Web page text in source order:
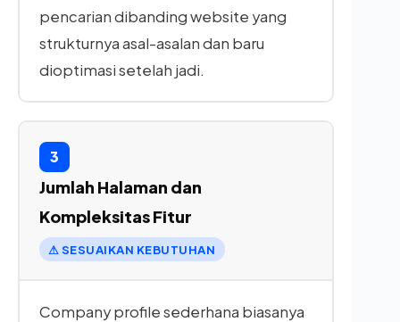
pencarian dibanding website yang
strukturnya asal-asalan dan baru
dioptimasi setelah jadi.
3
Jumlah Halaman dan
Kompleksitas Fitur
⚠ SESUAIKAN KEBUTUHAN
Company profile sederhana biasanya